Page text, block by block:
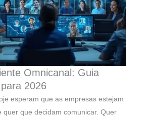
Omnicanal: Guia
2026
esperam que as empresas estejam
quer que decidam comunicar. Quer